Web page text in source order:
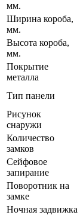
мм.
Ширина короба,
мм.
Высота короба,
мм.
Покрытие
металла
Тип панели
Рисунок
снаружи
Количество
замков
Сейфовое
запирание
Поворотник на
замке
Ночная задвижка